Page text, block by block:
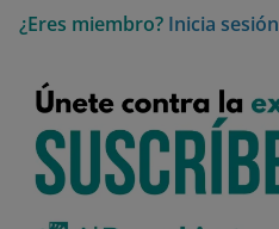
¿Eres miembro? Inicia sesión